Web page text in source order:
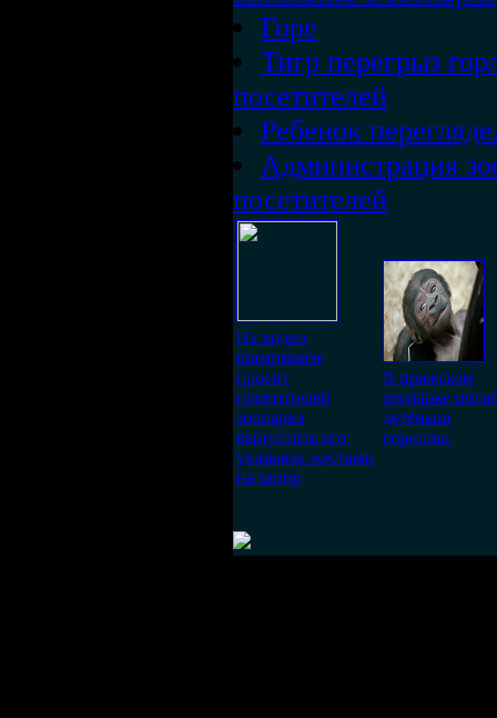
Горе
Тигр перегрыз
посетителей
Ребенок
Администрация
посетителей
На видео
шимпманзе
просит
посетителей
зоопарка
выпустить его,
указывая жестами
на запор
В пражском
зоопарке
детёныш
гориллы.